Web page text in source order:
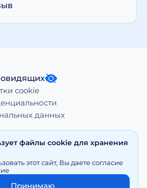
cookie
данных
размещенных на moy-
с письменного разрешения
файлы cookie для хранения
этот сайт, Вы даете согласие
Принимаю